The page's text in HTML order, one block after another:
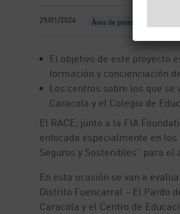
29/01/2024 Área de prensa
El objetivo de este proyecto
formación y concienciación
Los centros sobre los que
Caracola y el Colegio de
El RACE, junto a la FIA
enfocada especialmente en
Seguros y Sostenibles” para el
En esta ocasión se van a
Distrito Fuencarral – El Pardo
Caracola y el Centro de